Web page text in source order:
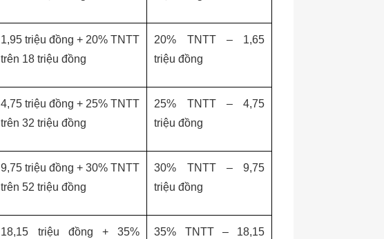
1,95 triệu đồng + 20% TNTT
trên 18 triệu đồng
20% TNTT – 1,65
triệu đồng
4,75 triệu đồng + 25% TNTT
trên 32 triệu đồng
25% TNTT – 4,75
triệu đồng
9,75 triệu đồng + 30% TNTT
trên 52 triệu đồng
30% TNTT – 9,75
triệu đồng
18,15 triệu đồng + 35% 35% TNTT – 18,15